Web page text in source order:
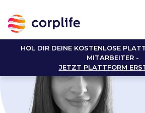
HOL DIR DEINE KOSTENLOSE
MITARBEITER -
JETZT PLATTFORM